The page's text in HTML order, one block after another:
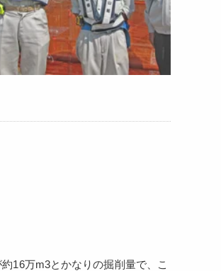
16万m3とかなりの掘削量で、こ